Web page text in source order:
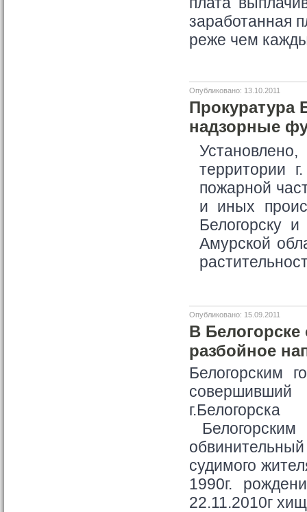
заработанная
реже чем
Опубликовано: 13.10.2011
Прокуратура
надзорные
территории
пожарной
и иных
Белогорску
Амурской
Опубликовано: 15.09.2011
В
разбойное
Белогорским
совершивший
г.Белогорска
судимого
1990г.
22.11.2010г